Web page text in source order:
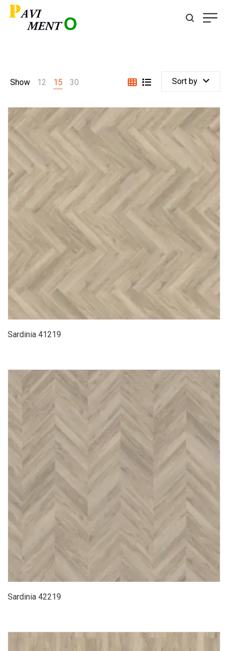
Show 12 15 30 Sort by
Sardinia 41219
Sardinia 42219